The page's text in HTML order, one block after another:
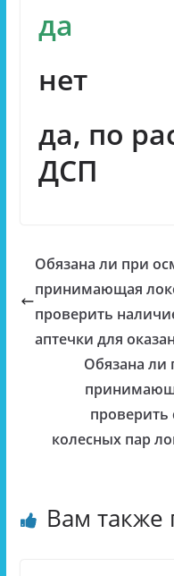
да
нет
да, по
ДСП
Обязана ли при
принимающая
проверить
аптечки для
Обязана ли
проверить
колесных пар
Вам также